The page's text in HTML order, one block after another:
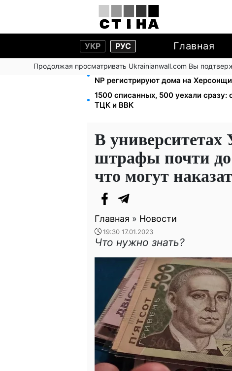
УКР РУС Главная
Продолжая просматривать Ukrainianwall.com Вы
Помощь людям с инвалидностью I-II
NP регистрируют дома на
1500 списанных, 500 уехали
ТЦК и ВВК
В
штрафы почти до
что могут
Главная » Новости
19:30 17.01.2023
Что нужно знать?